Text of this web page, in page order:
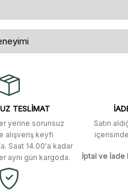
Soru Sor
bilgisi, resim, ürün
noktaları öneri formunu
kalitesiz, bozuk veya
hatalar bulunuyor.
sitelerden daha pahalı.
farklı alternatifler olmalı.
gün sonra elime
oldukça
buldum.
03/2026
fakat
aksesuarları
bulunmuyor,
TESLİMAT
yerine sorunsuz
alışveriş keyfi
Saat 14.00'a kadar
aynı gün kargoda.
Satın
İptal ve İade